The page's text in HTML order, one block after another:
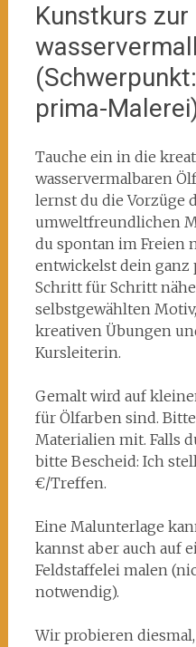
mit
im
Freien
(ID:
PleinAir-
Kunstkurs
prima-
Tauche ein in die
wasservermalbaren
lernst du die Vorzüge
umweltfreundlichen
du spontan im Freien
entwickelst dein ganz
Schritt für Schritt
selbstgewählten
kreativen Übungen
Kursleiterin.
Gemalt wird auf
für Ölfarben sind.
Materialien mit. Falls
bitte Bescheid: Ich
€/Treffen.
Eine Malunterlage
kannst aber auch auf
Feldstaffelei malen
notwendig).
Wir probieren